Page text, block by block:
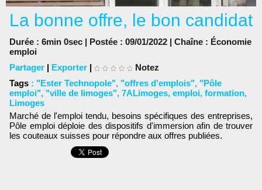
La bonne offre, le bon candidat
Durée : 6min 0sec | Postée : 09/01/2022 | Chaîne : Économie
emploi
Partager | Exporter |
Notez
Tags : "Ester Technopole", "offres d'emplois", "Pôle
emploi", "ville de limoges", 7ALimoges, emploi, formation,
Limoges
Marché de l'emploi tendu, besoins spécifiques des entreprises,
Pôle emploi déploie des dispositifs d'immersion afin de trouver
les couteaux suisses pour répondre aux offres publiées.